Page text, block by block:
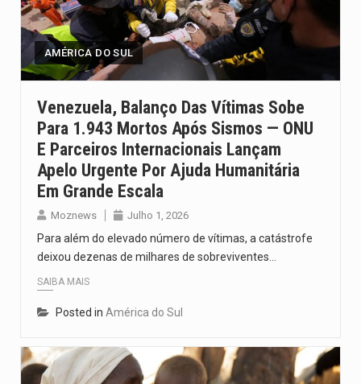
O pagamento marca o desfecho de um dos processos mais…
O Departamento de Estado norte-americano confirmou que cidadãos dos Estados…
A final coloca frente a frente duas equipas que chegaram…
AMÉRICA DO SUL
Venezuela, Balanço Das Vítimas Sobe
Para 1.943 Mortos Após Sismos — ONU
E Parceiros Internacionais Lançam
Apelo Urgente Por Ajuda Humanitária
Em Grande Escala
Moznews Julho 1, 2026
Para além do elevado número de vítimas, a catástrofe
deixou dezenas de milhares de sobreviventes…
SAIBA MAIS
Posted in América do Sul